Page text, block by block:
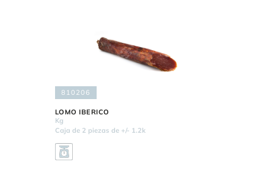
810206
LOMO IBERICO
Kg
Caja de 2 piezas de +/- 1.2k